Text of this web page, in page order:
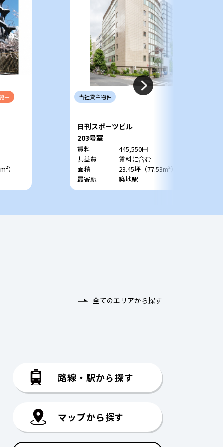
中
）
当社貸主物件
日刊スポーツビル
203号室
賃料
445,550円
共益費
賃料に含む
面積
23.45坪（77.53m²）
最寄駅
築地駅
全てのエリアから探す
路線・駅から探す
マップから探す